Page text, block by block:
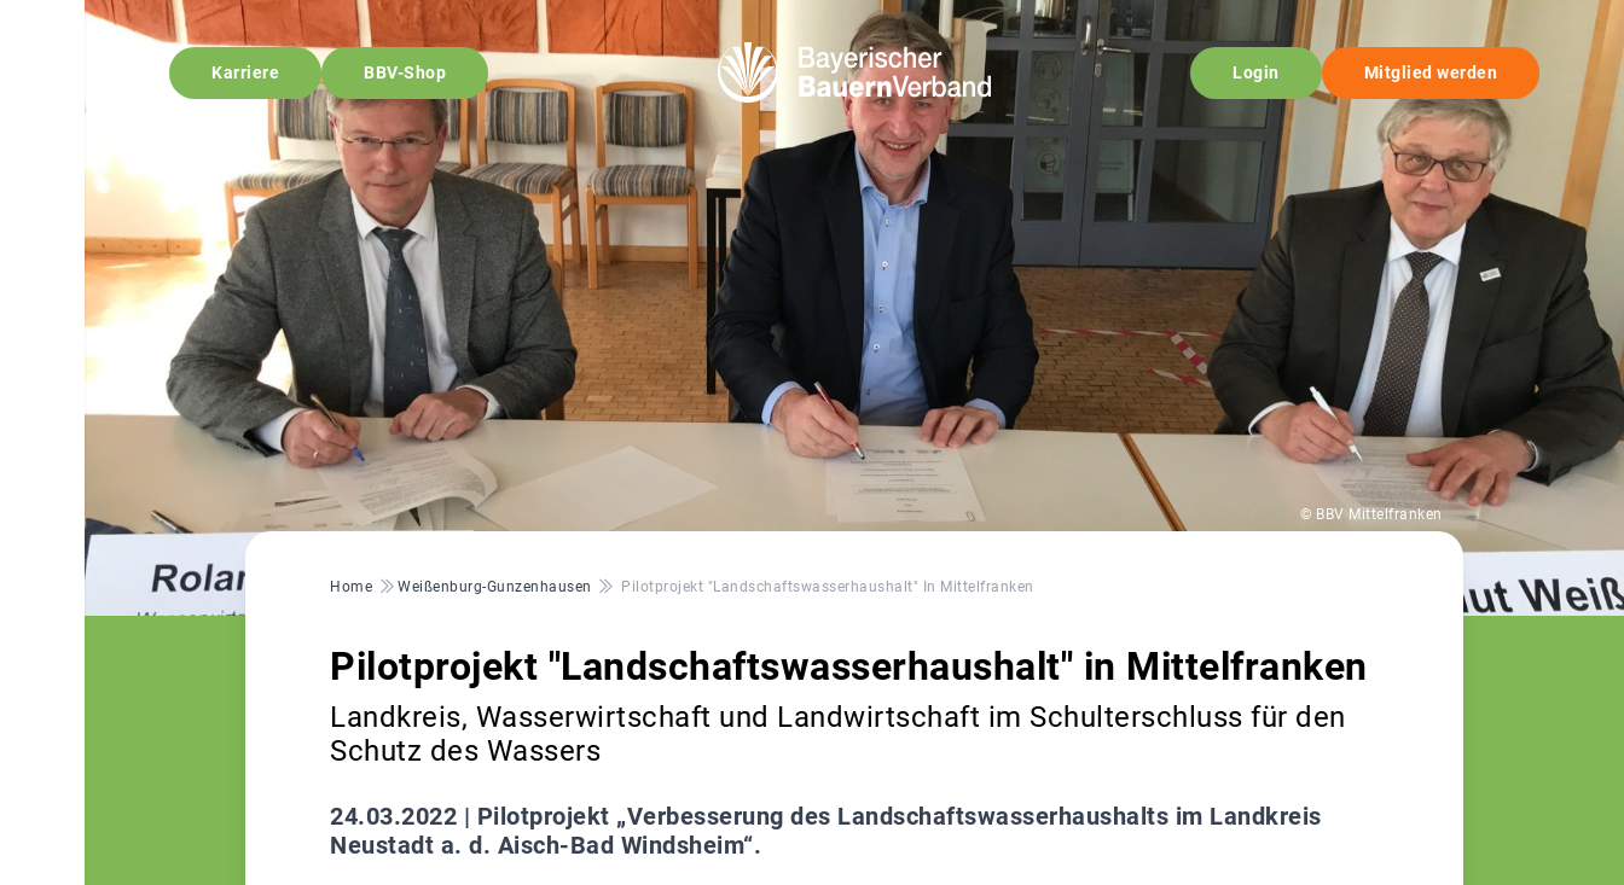
Karriere BBV-Shop Login Mitglied werden
© BBV Mittelfranken
Pfadnavigation
Home Weißenburg-Gunzenhausen Pilotprojekt "Landschaftswasserhaushalt" In Mittelfranken
Pilotprojekt "Landschaftswasserhaushalt" in Mittelfranken
Landkreis, Wasserwirtschaft und Landwirtschaft im Schulterschluss für den
Schutz des Wassers
24.03.2022 | Pilotprojekt „Verbesserung des Landschaftswasserhaushalts im Landkreis
Neustadt a. d. Aisch-Bad Windsheim“.